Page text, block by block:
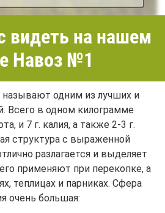
видеть на нашем
Навоз №1
называют одним из лучших и
Всего в одном килограмме
и 7 г. калия, а также 2-3 г.
структура с выраженной
разлагается и выделяет
применяют при перекопке, а
теплицах и парниках. Сфера
очень большая: